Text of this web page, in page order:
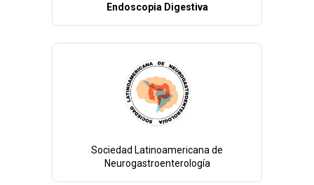
Endoscopia Digestiva
Sociedad Latinoamericana de
Neurogastroenterología